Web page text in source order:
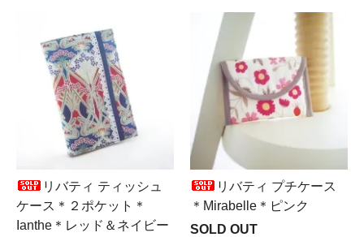
リバティ ティッシュ
ケース＊２ポケット＊
Ianthe＊レッド＆ネイビー
リバティ プチケース
＊Mirabelle＊ピンク
SOLD OUT